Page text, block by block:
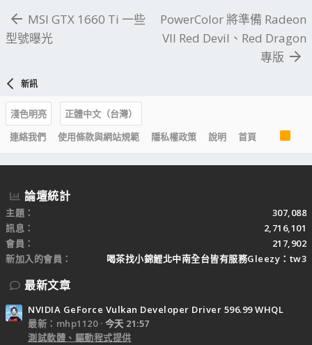
MSI GTX 1660 Ti 一些
型號曝光
PowerColor 將準備 Radeon
VII Red Devil、Red Dragon
專版
新訊
淺色明亮
正體中文（台灣）
連絡我們
使用條款與網站規範 隱私權政策 說明 首頁
R
S
S
論壇統計
主題
307,088
訊息
2,716,101
會員
217,902
新加入的會員
喝茶找小錦鯉北中南全台皆有服務Gleezy：tw3
最新文章
NVIDIA GeForce Vulkan Developer Driver 596.99 WHQL
最新：mhp1120
今天 21:57
測試軟體、驅動程式提供